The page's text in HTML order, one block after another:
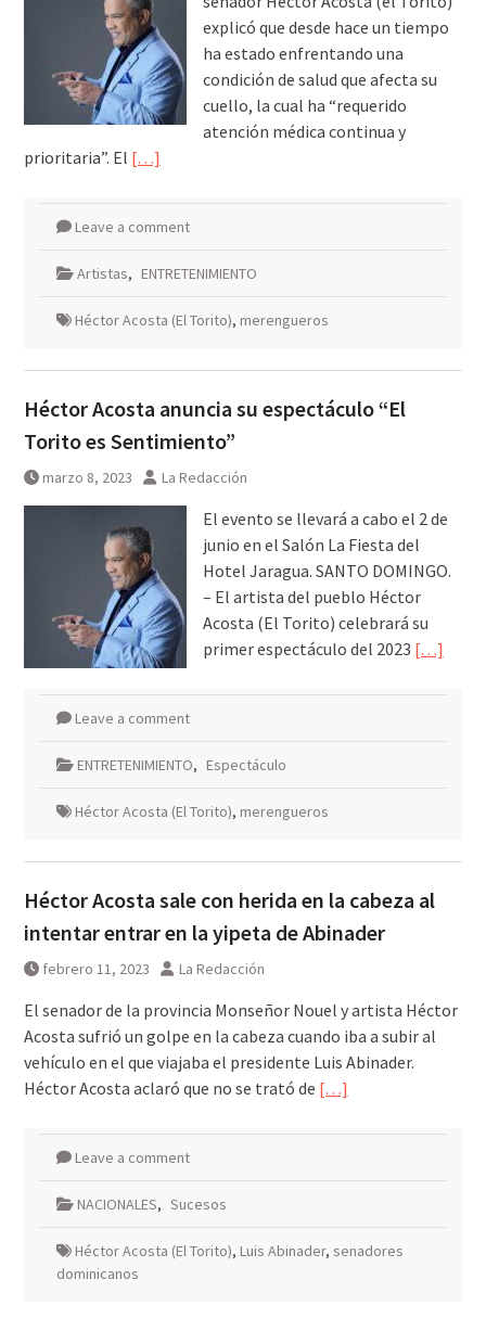
explicó que desde hace un tiempo
ha estado enfrentando una
condición de salud que afecta su
cuello, la cual ha “requerido
atención médica continua y
prioritaria”. El […]
Leave a comment
Artistas, ENTRETENIMIENTO
Héctor Acosta (El Torito), merengueros
Héctor Acosta anuncia su espectáculo “El
Torito es Sentimiento”
marzo 8, 2023 La Redacción
El evento se llevará a cabo el 2 de
junio en el Salón La Fiesta del
Hotel Jaragua. SANTO DOMINGO.
– El artista del pueblo Héctor
Acosta (El Torito) celebrará su
primer espectáculo del 2023 […]
Leave a comment
ENTRETENIMIENTO, Espectáculo
Héctor Acosta (El Torito), merengueros
Héctor Acosta sale con herida en la cabeza al
intentar entrar en la yipeta de Abinader
febrero 11, 2023 La Redacción
El senador de la provincia Monseñor Nouel y artista Héctor
Acosta sufrió un golpe en la cabeza cuando iba a subir al
vehículo en el que viajaba el presidente Luis Abinader.
Héctor Acosta aclaró que no se trató de […]
Leave a comment
NACIONALES, Sucesos
Héctor Acosta (El Torito), Luis Abinader, senadores
dominicanos